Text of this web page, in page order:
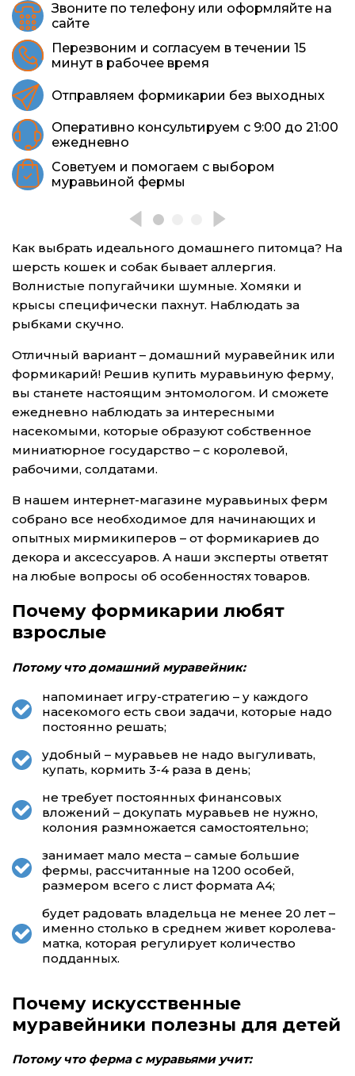
Звоните по телефону или оформляйте на
сайте
Перезвоним и согласуем в течении 15
минут в рабочее время
Отправляем формикарии без выходных
Оперативно консультируем с 9:00 до 21:00
ежедневно
Советуем и помогаем с выбором
муравьиной фермы
Как выбрать идеального домашнего питомца? На
шерсть кошек и собак бывает аллергия.
Волнистые попугайчики шумные. Хомяки и
крысы специфически пахнут. Наблюдать за
рыбками скучно.
Отличный вариант – домашний муравейник или
формикарий! Решив купить муравьиную ферму,
вы станете настоящим энтомологом. И сможете
ежедневно наблюдать за интересными
насекомыми, которые образуют собственное
миниатюрное государство – с королевой,
рабочими, солдатами.
В нашем интернет-магазине муравьиных ферм
собрано все необходимое для начинающих и
опытных мирмикиперов – от формикариев до
декора и аксессуаров. А наши эксперты ответят
на любые вопросы об особенностях товаров.
Почему формикарии любят
взрослые
Потому что домашний муравейник:
напоминает игру-стратегию – у каждого
насекомого есть свои задачи, которые надо
постоянно решать;
удобный – муравьев не надо выгуливать,
купать, кормить 3-4 раза в день;
не требует постоянных финансовых
вложений – докупать муравьев не нужно,
колония размножается самостоятельно;
занимает мало места – самые большие
фермы, рассчитанные на 1200 особей,
размером всего с лист формата А4;
будет радовать владельца не менее 20 лет –
именно столько в среднем живет королева-
матка, которая регулирует количество
подданных.
Почему искусственные
муравейники полезны для детей
Потому что ферма с муравьями учит: